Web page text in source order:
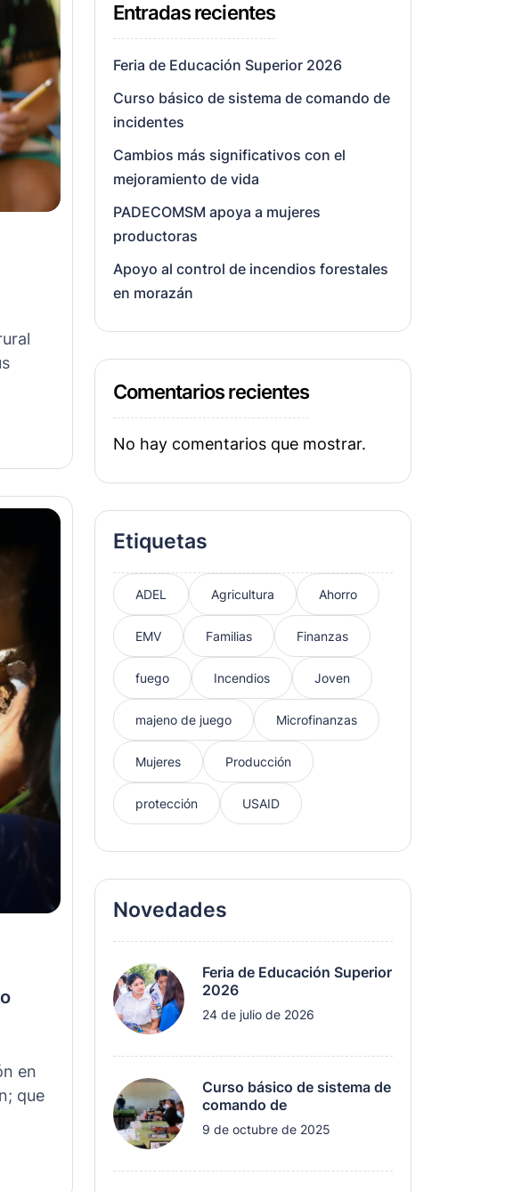
en
que
Entradas recientes
Feria de Educación Superior 2026
Curso básico de sistema de comando de
incidentes
Cambios más significativos con el
mejoramiento de vida
PADECOMSM apoya a mujeres
productoras
Apoyo al control de incendios forestales
en morazán
Comentarios recientes
No hay comentarios que mostrar.
Etiquetas
ADEL Agricultura Ahorro
EMV Familias Finanzas
fuego Incendios Joven
majeno de juego Microfinanzas
Mujeres Producción
protección USAID
Novedades
Feria de Educación Superior
2026
24 de julio de 2026
Curso básico de sistema de
comando de
9 de octubre de 2025